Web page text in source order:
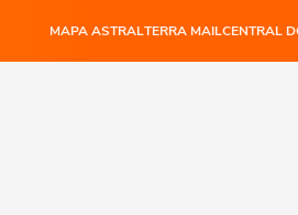
MAPA ASTRALTERRA MAILCENTRAL